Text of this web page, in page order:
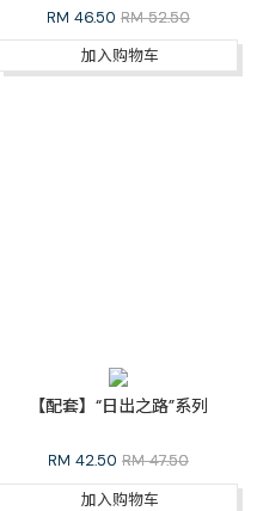
Happiness Lab Whole Series
RM 46.50 RM 52.50
加入购物车
【配套】“日出之路”系列
RM 42.50 RM 47.50
加入购物车